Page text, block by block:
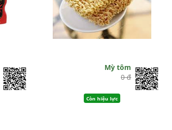
Mỳ tôm
0 đ
Còn hiệu lực